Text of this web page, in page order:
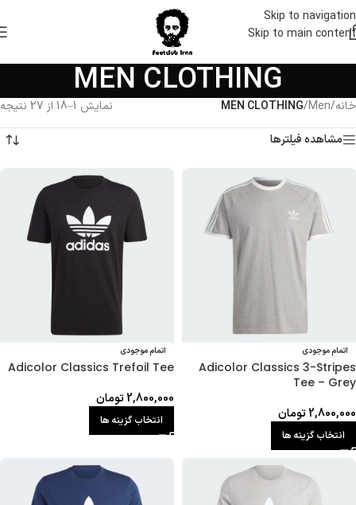
Skip to navigation
Skip to main content
MEN CLOTHING
خانه/
Men
/
MEN CLOTHING
نمایش 1–18 از 27 نتیجه
مشاهده فیلترها
اتمام موجودی
Adicolor Classics 3-Stripes
Tee – Grey
2,800,000تومان
انتخاب گزینه ها
اتمام موجودی
Adicolor Classics Trefoil Tee
2,800,000تومان
انتخاب گزینه ها